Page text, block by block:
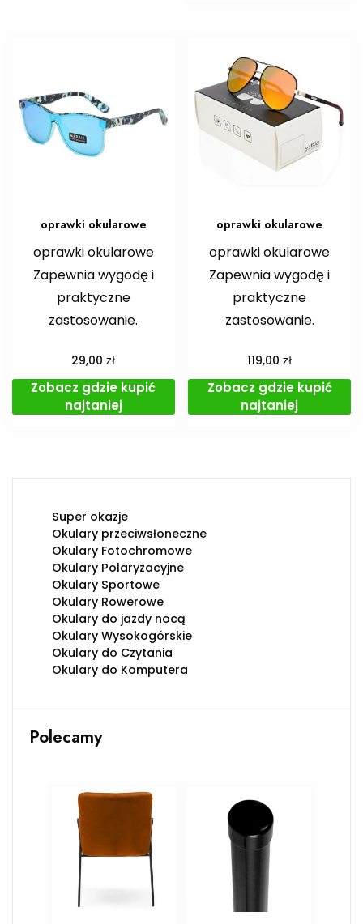
oprawki okularowe
oprawki okularowe
Zapewnia wygodę i
praktyczne
zastosowanie.
29,00zł
Zobacz gdzie kupić
najtaniej
oprawki okularowe
oprawki okularowe
Zapewnia wygodę i
praktyczne
zastosowanie.
119,00zł
Zobacz gdzie kupić
najtaniej
Super okazje
Okulary przeciwsłoneczne
Okulary Fotochromowe
Okulary Polaryzacyjne
Okulary Sportowe
Okulary Rowerowe
Okulary do jazdy nocą
Okulary Wysokogórskie
Okulary do Czytania
Okulary do Komputera
Polecamy